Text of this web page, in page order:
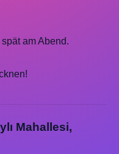
am Abend.
Mahallesi,